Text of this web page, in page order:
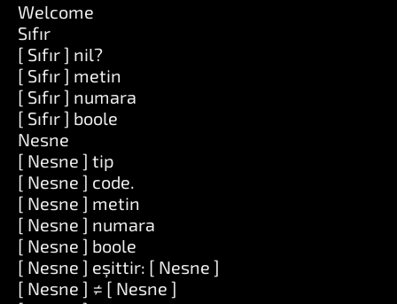
Welcome
Sıfır
[ Sıfır ] nil?
[ Sıfır ] metin
[ Sıfır ] numara
[ Sıfır ] boole
Nesne
[ Nesne ] tip
[ Nesne ] code.
[ Nesne ] metin
[ Nesne ] numara
[ Nesne ] boole
[ Nesne ] eşittir: [ Nesne ]
[ Nesne ] ≠ [ Nesne ]